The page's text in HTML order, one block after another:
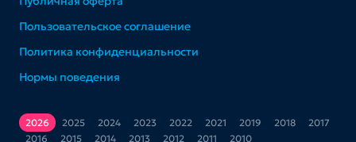
Пользовательское соглашение
Политика конфиденциальности
Нормы поведения
2026 2025 2024 2023 2022 2021 2019 2018
2017
2016
2015 2014 2013 2012 2011 2010